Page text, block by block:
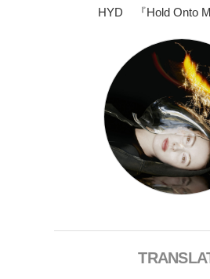
HYD 『Hold Onto